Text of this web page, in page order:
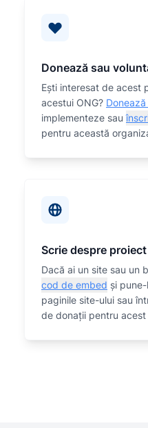
Donează sau
Eşti interesat de acest
acestui ONG?
implementeze sau
pentru această
Scrie despre
Dacă ai un site sau un
cod de embed și
paginile site-ului sau
de donații pentru